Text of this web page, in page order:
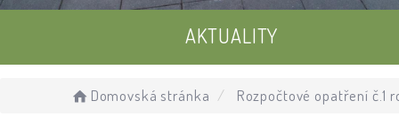
AKTUALITY
UDÁLOSTI
Domovská stránka Rozpočtové opatření č.1